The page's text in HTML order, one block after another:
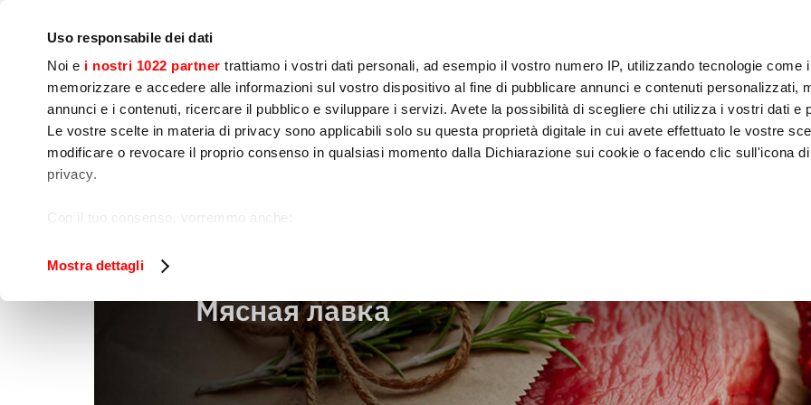
Uso responsabile dei dati
Noi e i nostri 1022 partner trattiamo i vostri dati personali, ad esempio il vostro numero IP, utilizzando tecnologie come
memorizzare e accedere alle informazioni sul vostro dispositivo al fine di pubblicare annunci e contenuti personalizzati,
annunci e i contenuti, ricercare il pubblico e sviluppare i servizi. Avete la possibilità di scegliere chi utilizza i vostri dati e
Le vostre scelte in materia di privacy sono applicabili solo su questa proprietà digitale in cui avete effettuato le vostre
modificare o revocare il proprio consenso in qualsiasi momento dalla Dichiarazione sui cookie o facendo clic sull'icona
privacy.
Con il tuo consenso, vorremmo anche:
Identificare il tuo dispositivo, scansionandolo attivamente alla ricerca di caratteristiche specifiche (impronte
tuo consenso in qualsiasi momento dalla Dichiarazione sui cookie.
Utilizziamo i cookie per garantire che l’utente possa usufruire del servizio richiesto, per personalizzare contenuti ed
funzionalità dei social media e per analizzare il nostro traffico. Condividiamo inoltre informazioni sul modo in cui l’utente
sito con i nostri partner che si occupano di analisi dei dati web, pubblicità e social media, i quali potrebbero combinarle
Mostra dettagli
Готовка
Приготовление
пищи
Упаковка
Шоковые
охладители
Выставка и
продажа
мойка и
Мясная лавка